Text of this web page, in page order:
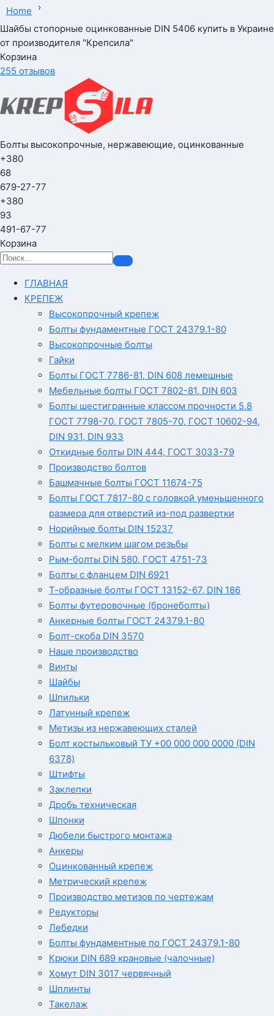
Home
›
Шайбы стопорные оцинкованные DIN 5406 купить в Украине
от производителя "Крепсила"
Корзина
255 отзывов
Болты высокопрочные, нержавеющие, оцинкованные
+380
68
679-27-77
+380
93
491-67-77
Корзина
ГЛАВНАЯ
КРЕПЕЖ
Высокопрочный крепеж
Болты фундаментные ГОСТ 24379.1-80
Высокопрочные болты
Гайки
Болты ГОСТ 7786-81, DIN 608 лемешные
Мебельные болты ГОСТ 7802-81, DIN 603
Болты шестигранные классом прочности 5.8
ГОСТ 7798-70, ГОСТ 7805-70, ГОСТ 10602-94,
DIN 931, DIN 933
Откидные болты DIN 444, ГОСТ 3033-79
Производство болтов
Башмачные болты ГОСТ 11674-75
Болты ГОСТ 7817-80 с головкой уменьшенного
размера для отверстий из-под развертки
Норийные болты DIN 15237
Болты с мелким шагом резьбы
Рым-болты DIN 580, ГОСТ 4751-73
Болты с фланцем DIN 6921
Т-образные болты ГОСТ 13152-67, DIN 186
Болты футеровочные (бронеболты)
Анкерные болты ГОСТ 24379.1-80
Болт-скоба DIN 3570
Наше производство
Винты
Шайбы
Шпильки
Латунный крепеж
Метизы из нержавеющих сталей
Болт костыльковый ТУ +00 000 000 0000 (DIN
6378)
Штифты
Заклепки
Дробь техническая
Шпонки
Дюбели быстрого монтажа
Анкеры
Оцинкованный крепеж
Метрический крепеж
Производство метизов по чертежам
Редукторы
Лебедки
Болты фундаментные по ГОСТ 24379.1-80
Крюки DIN 689 крановые (чалочные)
Хомут DIN 3017 червячный
Шплинты
Такелаж